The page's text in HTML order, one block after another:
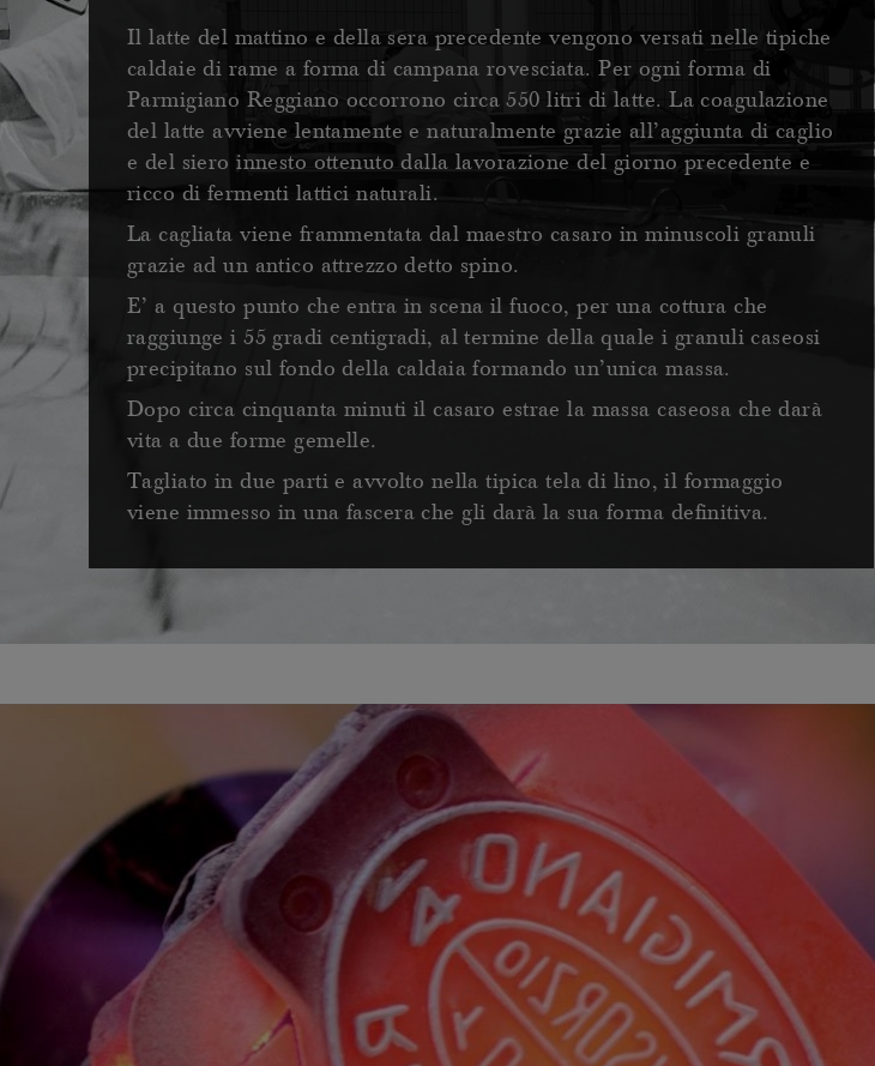
Il latte del mattino e della sera precedente vengono versati nelle tipiche
caldaie di rame a forma di campana rovesciata. Per ogni forma di
Parmigiano Reggiano occorrono circa 550 litri di latte. La coagulazione
del latte avviene lentamente e naturalmente grazie all’aggiunta di caglio
e del siero innesto ottenuto dalla lavorazione del giorno precedente e
ricco di fermenti lattici naturali.
La cagliata viene frammentata dal maestro casaro in minuscoli granuli
grazie ad un antico attrezzo detto spino.
E’ a questo punto che entra in scena il fuoco, per una cottura che
raggiunge i 55 gradi centigradi, al termine della quale i granuli caseosi
precipitano sul fondo della caldaia formando un’unica massa.
Dopo circa cinquanta minuti il casaro estrae la massa caseosa che darà
vita a due forme gemelle.
Tagliato in due parti e avvolto nella tipica tela di lino, il formaggio
viene immesso in una fascera che gli darà la sua forma definitiva.